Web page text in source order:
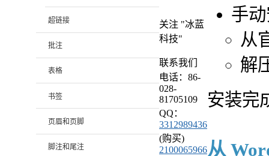
手
从
解
安装完
从
超链接
批注
表格
书签
页眉和页脚
脚注和尾注
关注 "冰蓝
科技"
联系我们
电话：86-
028-
81705109
QQ：
3312989436
(购买)
2100065966